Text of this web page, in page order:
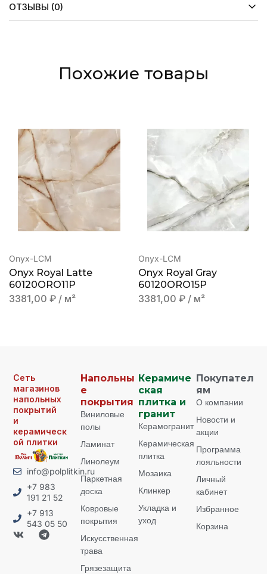
ОТЗЫВЫ (0)
Похожие товары
Onyx-LCM
Onyx Royal Latte
60120ORO11P
3381,00 ₽ / м²
Onyx-LCM
Onyx Royal Gray
60120ORO15P
3381,00 ₽ / м²
Сеть
магазинов
напольных
покрытий
и
керамическ
ой плитки
info@polplitkin.ru
+7 983
191 21 52
+7 913
543 05 50
Напольны
е
покрытия
Виниловые
полы
Ламинат
Линолеум
Паркетная
доска
Ковровые
покрытия
Искусственная
трава
Грязезащита
Керамиче
ская
плитка и
гранит
Керамогранит
Керамическая
плитка
Мозаика
Клинкер
Укладка и
уход
Покупател
ям
О компании
Новости и
акции
Программа
лояльности
Личный
кабинет
Избранное
Корзина